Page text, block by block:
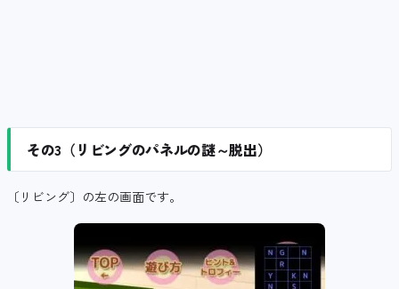
その3（リビングのパネルの謎～脱出）
〔リビング〕の左の画面です。